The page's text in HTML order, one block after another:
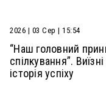
2026 | 03 Сер | 15:54
“Наш головний
спілкування”.
історія успіху